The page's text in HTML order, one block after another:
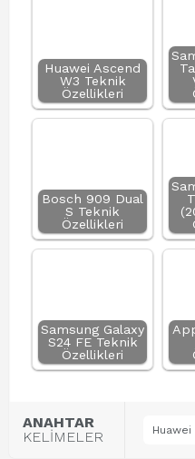
Huawei Ascend
W3 Teknik
Özellikleri
Bosch 909 Dual
S Teknik
Özellikleri
Samsung Galaxy
S24 FE Teknik
Özellikleri
ANAHTAR
KELİMELER